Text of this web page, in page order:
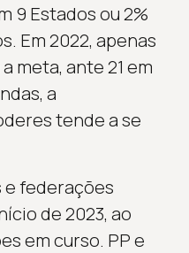
9 Estados ou 2%
Em 2022, apenas
meta, ante 21 em
a
tende a se
e federações
de 2023, ao
em curso. PP e